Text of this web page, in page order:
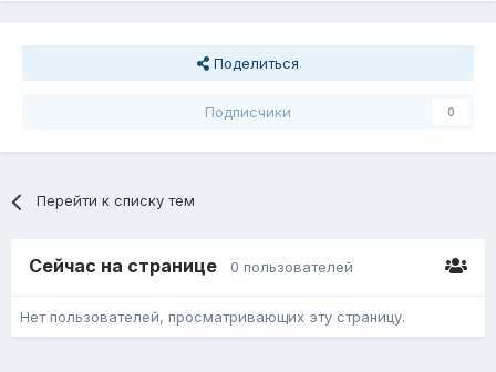
Поделиться
Подписчики 0
Перейти к списку тем
Сейчас на странице 0 пользователей
Нет пользователей, просматривающих эту страницу.